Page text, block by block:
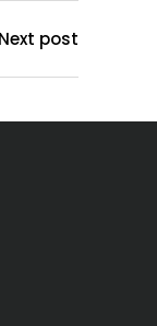
Next post